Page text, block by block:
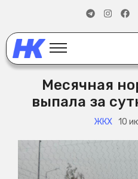
Месячная
выпала за
ЖКХ 10